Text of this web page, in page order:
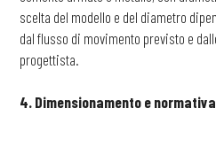
scelta del modello e del diametro
dal flusso di movimento previsto e
progettista.
4. Dimensionamento e normativa